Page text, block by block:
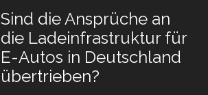
Strom
und
Gas
Vergleich,
Sind die Ansprüche an
die Ladeinfrastruktur für
E-Autos in Deutschland
übertrieben?